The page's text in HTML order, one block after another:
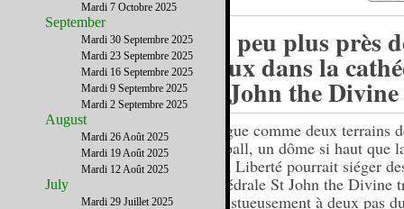
Un peu plus près
cieux dans la
St John the Divine
Longue comme deux terrains
football, un dôme si haut que
de la Liberté pourrait siéger
cathédrale St John the Divine
majestueusement à deux pas
Mardi 7 Octobre 2025
September
Mardi 30 Septembre 2025
Mardi 23 Septembre 2025
Mardi 16 Septembre 2025
Mardi 9 Septembre 2025
Mardi 2 Septembre 2025
August
Mardi 26 Août 2025
Mardi 19 Août 2025
Mardi 12 Août 2025
July
Mardi 29 Juillet 2025